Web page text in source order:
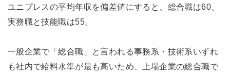
ユニプレスの平均年収を偏差値にすると、総合職は60、
実務職と技能職は55。
一般企業で「総合職」と言われる事務系・技術系いずれ
も社内で給料水準が最も高いため、上場企業の総合職で